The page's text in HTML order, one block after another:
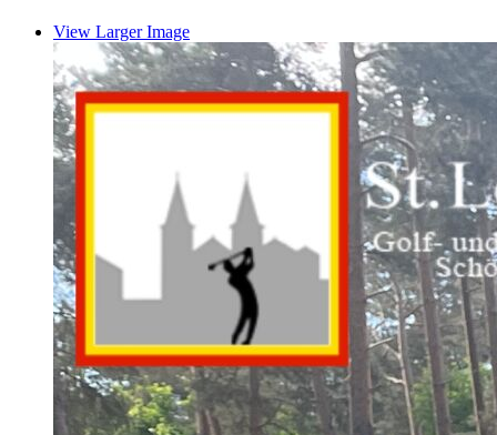
View Larger Image